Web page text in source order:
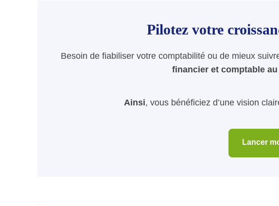
Pilotez votre
Besoin de fiabiliser votre comptabilité ou de mieux
financier et comptable
Ainsi, vous bénéficiez d’une vision
Lancer